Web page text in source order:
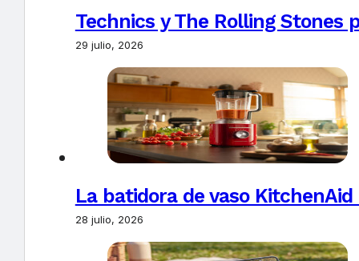
Technics y The Rolling Stones
29 julio, 2026
La batidora de vaso
28 julio, 2026